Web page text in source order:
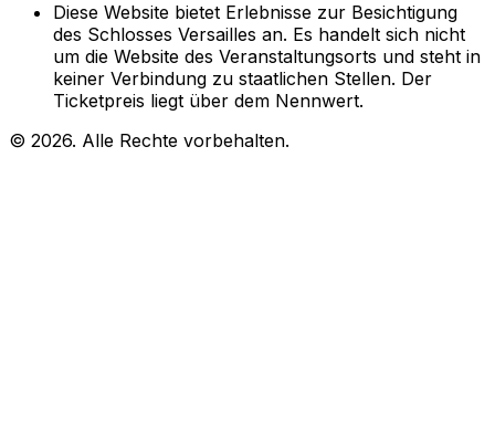
Diese Website bietet Erlebnisse zur Besichtigung
des Schlosses Versailles an. Es handelt sich nicht
um die Website des Veranstaltungsorts und steht in
keiner Verbindung zu staatlichen Stellen. Der
Ticketpreis liegt über dem Nennwert.
© 2026. Alle Rechte vorbehalten.